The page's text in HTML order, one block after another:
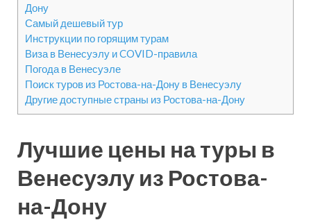
Дону
Самый дешевый тур
Инструкции по горящим турам
Виза в Венесуэлу и COVID-правила
Погода в Венесуэле
Поиск туров из Ростова-на-Дону в Венесуэлу
Другие доступные страны из Ростова-на-Дону
Лучшие цены на туры в
Венесуэлу из Ростова-
на-Дону